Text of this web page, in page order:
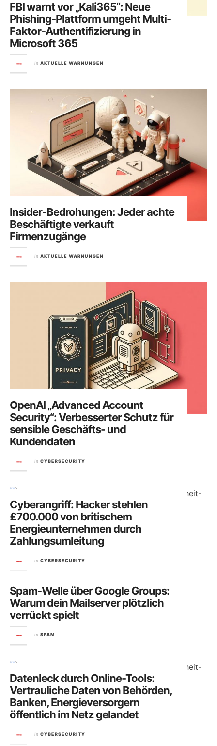
FBI warnt vor „Kali365“: Neue
Phishing-Plattform umgeht Multi-
Faktor-Authentifizierung in
Microsoft 365
in AKTUELLE WARNUNGEN
Insider-Bedrohungen: Jeder achte
Beschäftigte verkauft
Firmenzugänge
in AKTUELLE WARNUNGEN
OpenAI „Advanced Account
Security“: Verbesserter Schutz für
sensible Geschäfts- und
Kundendaten
in CYBERSECURITY
Cyberangriff: Hacker stehlen
£700.000 von britischem
Energieunternehmen durch
Zahlungsumleitung
in CYBERSECURITY
Spam-Welle über Google Groups:
Warum dein Mailserver plötzlich
verrückt spielt
in SPAM
Datenleck durch Online-Tools:
Vertrauliche Daten von Behörden,
Banken, Energieversorgern
öffentlich im Netz gelandet
in CYBERSECURITY